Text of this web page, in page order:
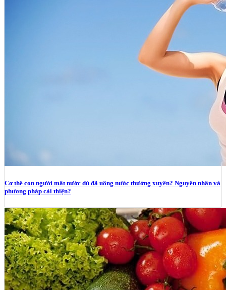
Cơ thể con người mất nước dù đã uống nước thường xuyên? Nguyên nhân và
phương pháp cải thiện?